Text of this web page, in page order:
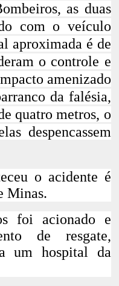
as duas
com o veículo
aproximada é de
o controle e
amenizado
da falésia,
quatro metros, o
despencassem
o acidente é
Minas.
foi acionado e
de resgate,
um hospital da